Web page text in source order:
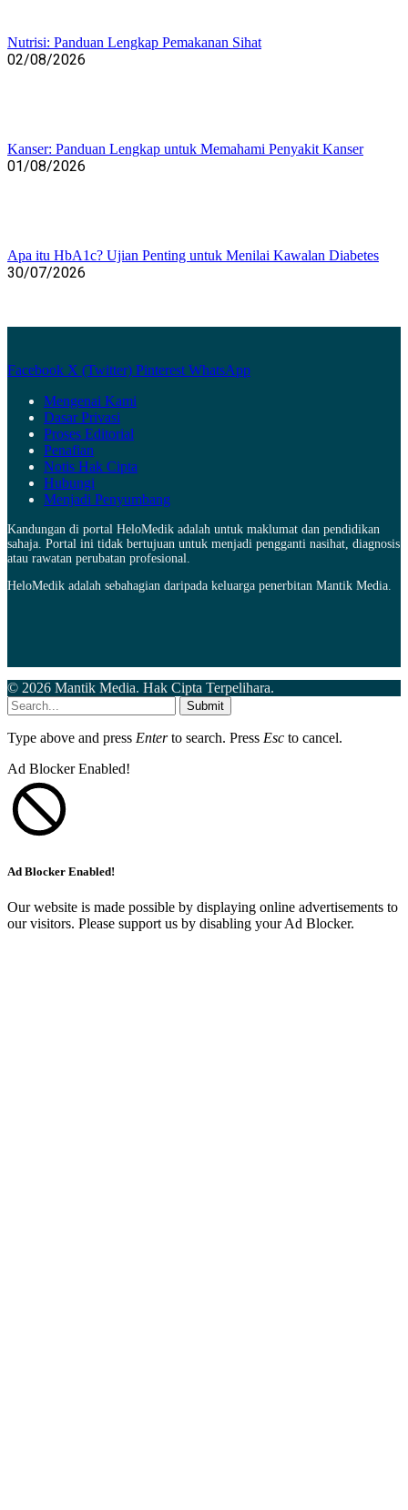
Nutrisi: Panduan Lengkap Pemakanan Sihat
02/08/2026
Kanser: Panduan Lengkap untuk Memahami Penyakit Kanser
01/08/2026
Apa itu HbA1c? Ujian Penting untuk Menilai Kawalan Diabetes
30/07/2026
Facebook X (Twitter) Pinterest WhatsApp
Mengenai Kami
Dasar Privasi
Proses Editorial
Penafian
Notis Hak Cipta
Hubungi
Menjadi Penyumbang
Kandungan di portal HeloMedik adalah untuk maklumat dan pendidikan
sahaja. Portal ini tidak bertujuan untuk menjadi pengganti nasihat, diagnosis
atau rawatan perubatan profesional.
HeloMedik adalah sebahagian daripada keluarga penerbitan Mantik Media.
© 2026 Mantik Media. Hak Cipta Terpelihara.
Submit
Type above and press Enterto search. Press Esc to cancel.
Ad Blocker Enabled!
Ad Blocker Enabled!
Our website is made possible by displaying online advertisements to
our visitors. Please support us by disabling your Ad Blocker.